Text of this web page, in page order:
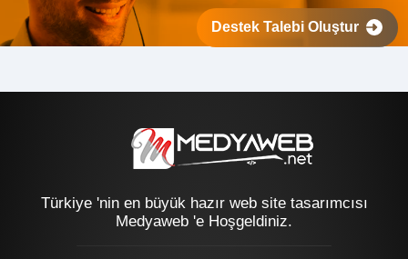
Destek Talebi Oluştur
Türkiye 'nin en büyük hazır web site tasarımcısı
Medyaweb 'e Hoşgeldiniz.